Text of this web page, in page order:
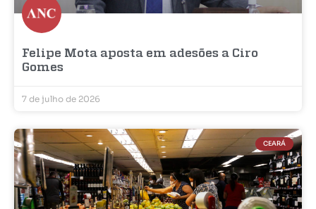
Felipe Mota aposta em adesões a Ciro
Gomes
7 de julho de 2026
CEARÁ